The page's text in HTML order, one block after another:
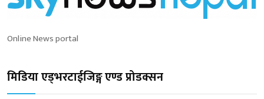
Online News portal
मिडिया एड्भरटाईजिङ्ग एण्ड प्रोडक्सन